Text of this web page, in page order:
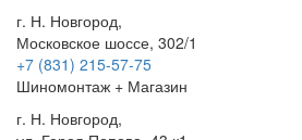
г. Н. Новгород,
Московское шоссе, 302/1
+7 (831) 215-57-75
Шиномонтаж + Магазин
г. Н. Новгород,